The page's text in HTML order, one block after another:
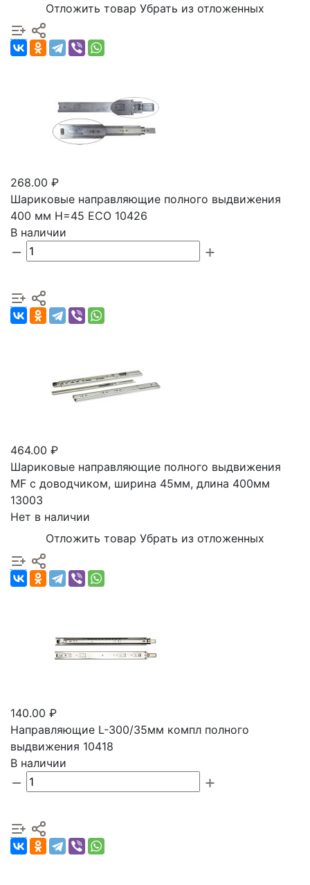
Отложить товар Убрать из отложенных
268.00 ₽
Шариковые направляющие полного выдвижения
400 мм Н=45 ECO 10426
В наличии
464.00 ₽
Шариковые направляющие полного выдвижения
MF с доводчиком, ширина 45мм, длина 400мм
13003
Нет в наличии
Отложить товар Убрать из отложенных
140.00 ₽
Направляющие L-300/35мм компл полного
выдвижения 10418
В наличии